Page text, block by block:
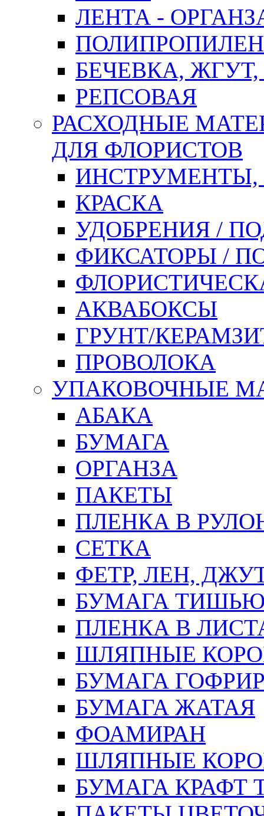
ЛЕНТА -
БЕЧЕВКА,
РЕПСОВАЯ
РАСХОДНЫЕ
ДЛЯ ФЛОРИСТОВ
ИНСТРУМЕНТЫ,
КРАСКА
УДОБРЕНИЯ /
ФИКСАТОРЫ /
АКВАБОКСЫ
ГРУНТ/
ПРОВОЛОКА
УПАКОВОЧНЫЕ
АБАКА
БУМАГА
ОРГАНЗА
ПАКЕТЫ
ПЛЕНКА В
СЕТКА
ФЕТР, ЛЕН,
БУМАГА
ПЛЕНКА В
ШЛЯПНЫЕ
БУМАГА
БУМАГА ЖАТАЯ
ФОАМИРАН
ШЛЯПНЫЕ
БУМАГА КРАФТ